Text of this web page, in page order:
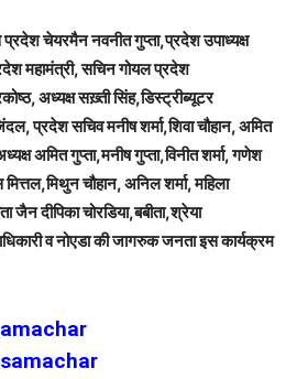
चेयरमैन नवनीत गुप्ता,प्रदेश उपाध्यक्ष
महामंत्री, सचिन गोयल प्रदेश
अध्यक्ष सख़्ती सिंह,डिस्ट्रीब्यूटर
प्रदेश सचिव मनीष शर्मा,शिवा चौहान, अमित
अमित गुप्ता,मनीष गुप्ता,विनीत शर्मा, गणेश
चौहान, अनिल शर्मा, महिला
जैन दीपिका चोरडिया,बबीता,श्रेया
व नोएडा की जागरुक जनता इस कार्यक्रम